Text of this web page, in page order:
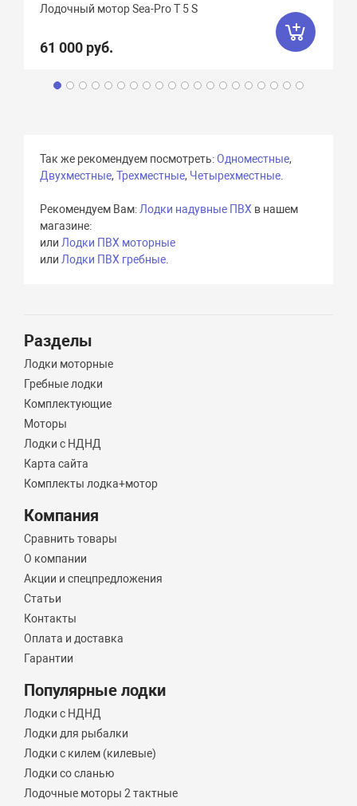
Лодочный мотор Sea-Pro Т 5 S
61 000 руб.
Так же рекомендуем посмотреть:Одноместные,
Двухместные,Трехместные, Четырехместные
Рекомендуем Вам: Лодки надувные ПВХ в нашем
магазине:
или Лодки ПВХ моторные
или Лодки ПВХ гребные
Разделы
Лодки моторные
Гребные лодки
Комплектующие
Моторы
Лодки с НДНД
Карта сайта
Комплекты лодка+мотор
Компания
Сравнить товары
О компании
Акции и спецпредложения
Статьи
Контакты
Оплата и доставка
Гарантии
Популярные лодки
Лодки с НДНД
Лодки для рыбалки
Лодки с килем (килевые)
Лодки со сланью
Лодочные моторы 2 тактные